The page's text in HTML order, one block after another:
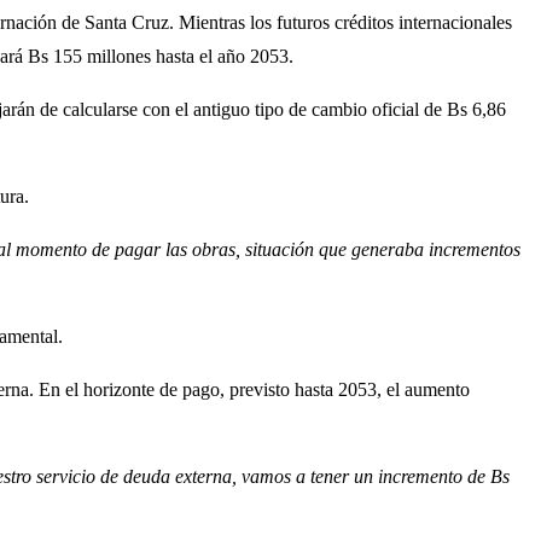
de Santa Cruz. Mientras los futuros créditos internacionales
Bs 155 millones hasta el año 2053.
de calcularse con el antiguo tipo de cambio oficial de Bs 6,86
momento de pagar las obras, situación que generaba incrementos
En el horizonte de pago, previsto hasta 2053, el aumento
servicio de deuda externa, vamos a tener un incremento de Bs